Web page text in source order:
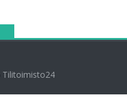
Tilitoimisto24